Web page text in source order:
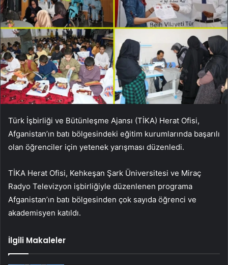
Türk İşbirliği ve Bütünleşme Ajansı (TİKA) Herat Ofisi,
Afganistan’ın batı bölgesindeki eğitim kurumlarında başarılı
olan öğrenciler için yetenek yarışması düzenledi.
TİKA Herat Ofisi, Kehkeşan Şark Üniversitesi ve Miraç
Radyo Televizyon işbirliğiyle düzenlenen programa
Afganistan’ın batı bölgesinden çok sayıda öğrenci ve
akademisyen katıldı.
İlgili Makaleler